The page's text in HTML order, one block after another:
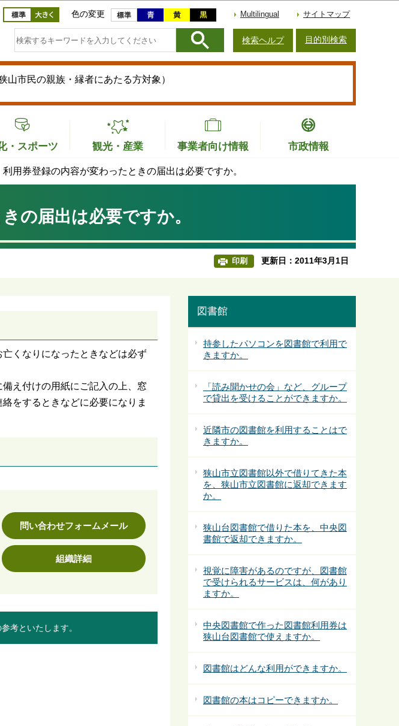
本文へ移動
色の変更 Multilingual サイトマップ
検索ヘルプ 目的別検索
山市民の親族・縁者にあたる方対象）
・スポーツ 観光・産業 事業者向け情報 市政情報
用券登録の内容が変わったときの届出は必要ですか。
の届出は必要ですか。
印刷 更新日：2011年3月1日
くなりになったときなどは必ず
え付けの用紙にご記入の上、窓
をするときなどに必要になりま
問い合わせフォームメール
組織詳細
考といたします。
図書館
持参したパソコンを図書館で利用で
きますか。
「読み聞かせの会」など、グループ
で貸出を受けることができますか。
近隣市の図書館を利用することはで
きますか。
狭山市立図書館以外で借りてきた本
を、狭山市立図書館に返却できます
か。
狭山台図書館で借りた本を、中央図
書館で返却できますか。
視覚に障害があるのですが、図書館
で受けられるサービスは、何があり
ますか。
中央図書館で作った図書館利用券は
狭山台図書館で使えますか。
図書館はどんな利用ができますか。
図書館の本はコピーできますか。